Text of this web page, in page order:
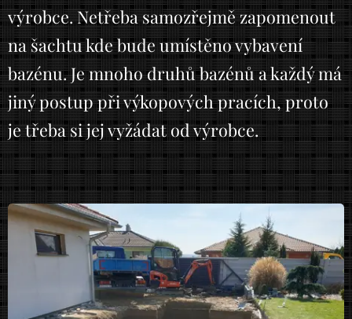
výrobce. Netřeba samozřejmě zapomenout
na šachtu kde bude umístěno vybavení
bazénu. Je mnoho druhů bazénů a každý má
jiný postup při výkopových pracích, proto
je třeba si jej vyžádat od výrobce.